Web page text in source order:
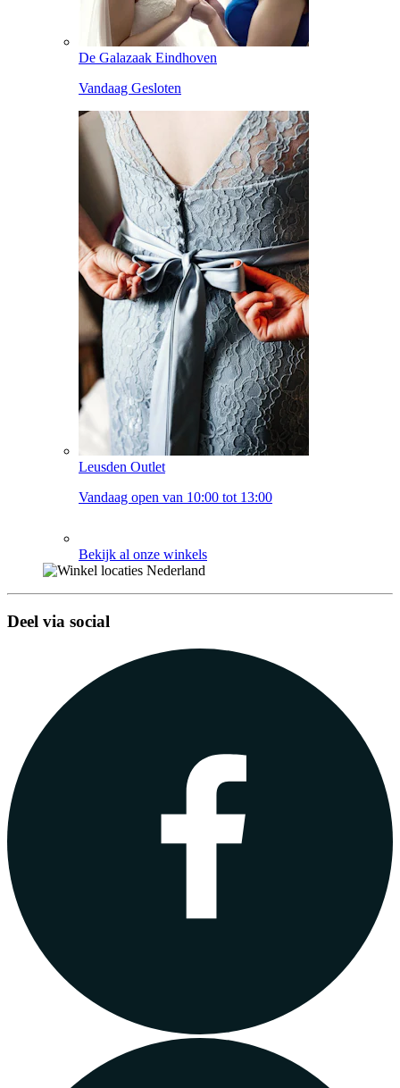
De Galazaak Eindhoven
Vandaag Gesloten
Leusden Outlet
Vandaag open van 10:00 tot 13:00
Bekijk al onze winkels
Deel via social